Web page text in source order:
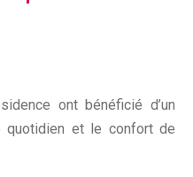
ont bénéficié d’un
quotidien et le confort de